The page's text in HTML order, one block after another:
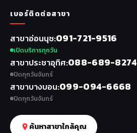
เบอร์ติดต่อสาขา
สาขาอ่อนนุช 091-721-9516
เปิดบริการทุกวัน
สาขาประชาอุทิศ 088-689-8274
ปิดทุกวันจันทร์
สาขาบางบอน 099-094-6668
ปิดทุกวันจันทร์
ค้นหาสาขาใกล้คุณ